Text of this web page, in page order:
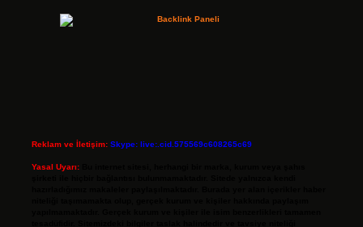
Reklam ve İletişim: Skype: live:.cid.575569c608265c69
Yasal Uyarı: